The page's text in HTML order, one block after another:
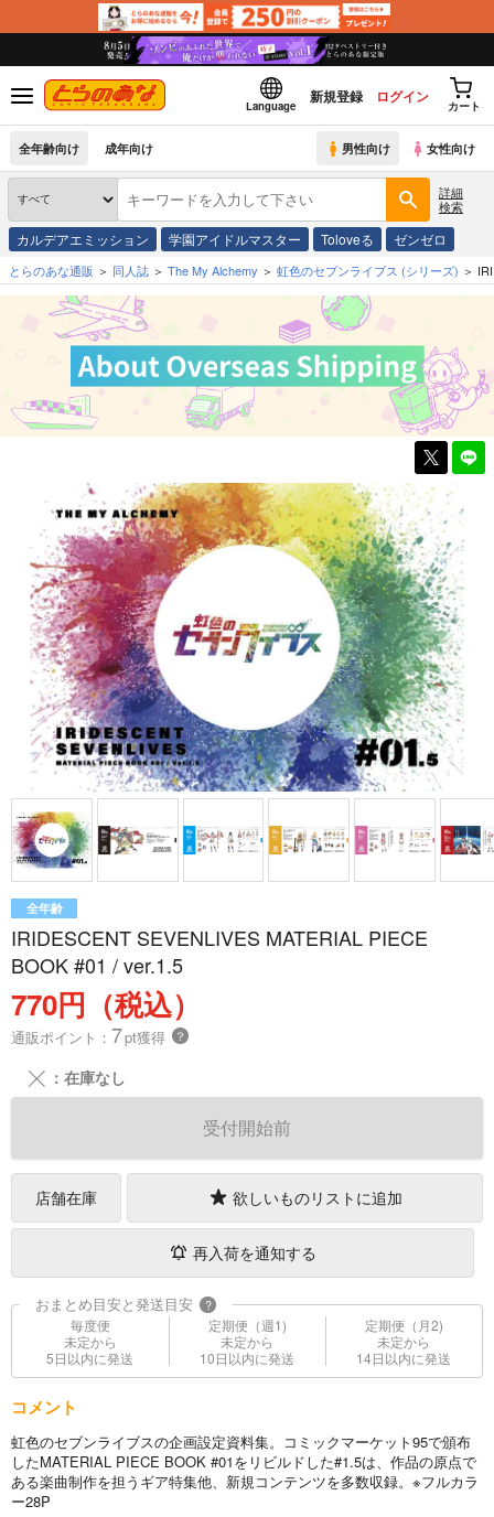
Language
新規登録 ログイン
カート
全年齢向け 成年向け 男性向け 女性向け
詳細
検索
カルデアエミッション 学園アイドルマスター Toloveる ゼンゼロ
とらのあな通販 同人誌 The My Alchemy 虹色のセブンライブス (シリーズ)
全年齢
IRIDESCENT SEVENLIVES MATERIAL PIECE
BOOK #01 / ver.1.5
770円（税込）
通販ポイント： 7pt獲得 ？
╳ ：在庫なし
受付開始前
店舗在庫 欲しいものリストに追加
再入荷を通知する
おまとめ目安と発送目安 ?
毎度便
未定から
5日以内に発送
定期便（週1)
未定から
10日以内に発送
定期便（月2)
未定から
14日以内に発送
コメント
虹色のセブンライブスの企画設定資料集。コミックマーケット95で頒布
したMATERIAL PIECE BOOK #01をリビルドした#1.5は、作品の原点で
ある楽曲制作を担うギア特集他、新規コンテンツを多数収録。※フルカラ
ー28P